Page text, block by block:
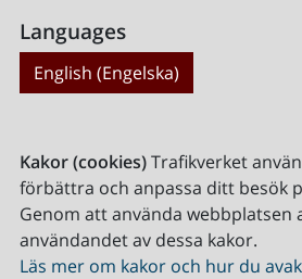
Languages
English (Engelska)
Kakor (cookies)Trafikverket
förbättra och anpassa ditt besök
Genom att använda webbplatsen
användandet av dessa kakor.
Läs mer om kakor och hur du